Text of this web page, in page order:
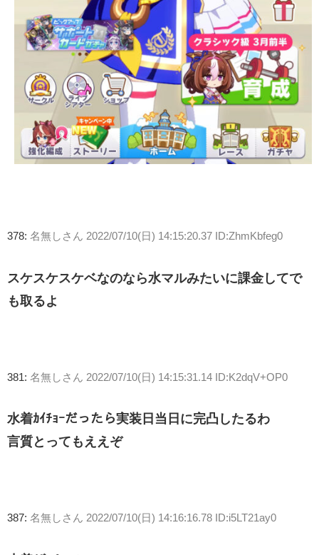
378: 名無しさん 2022/07/10(日) 14:15:20.37 ID:ZhmKbfeg0
スケスケスケベなのなら水マルみたいに課金してで
も取るよ
381: 名無しさん 2022/07/10(日) 14:15:31.14 ID:K2dqV+OP0
水着ｶｲﾁｮｰだったら実装日当日に完凸したるわ
言質とってもええぞ
387: 名無しさん 2022/07/10(日) 14:16:16.78 ID:i5LT21ay0